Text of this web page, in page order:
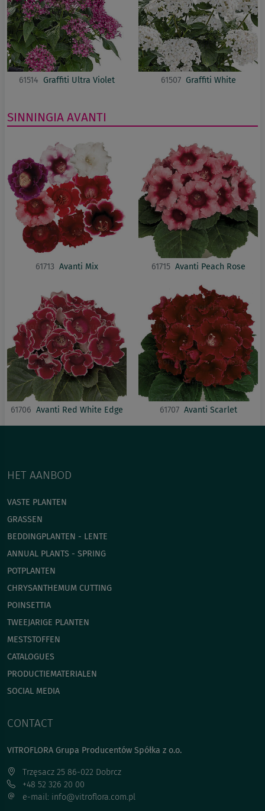
61514 Graffiti Ultra Violet 61507 Graffiti White
SINNINGIA AVANTI
61713 Avanti Mix 61715 Avanti Peach Rose
61706 Avanti Red White Edge 61707 Avanti Scarlet
HET AANBOD
VASTE PLANTEN
GRASSEN
BEDDINGPLANTEN - LENTE
ANNUAL PLANTS - SPRING
POTPLANTEN
СHRYSANTHEMUM CUTTING
POINSETTIA
TWEEJARIGE PLANTEN
MESTSTOFFEN
CATALOGUES
PRODUCTIEMATERIALEN
SOCIAL MEDIA
CONTACT
VITROFLORA Grupa Producentów Spółka z o.o.
Trzęsacz 25 86-022 Dobrcz
+48 52 326 20 00
e-mail: info@vitroflora.com.pl